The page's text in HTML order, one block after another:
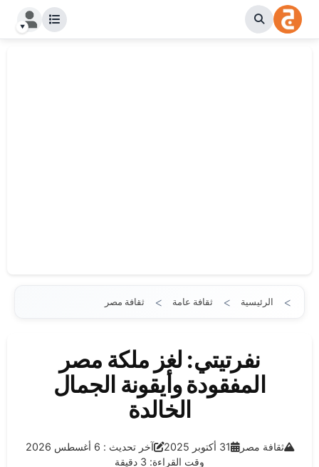
ثقافة مصر ثقافة عامة الرئيسية
نفرتيتي: لغز ملكة مصر
المفقودة وأيقونة الجمال
الخالدة
الفئة:ثقافة مصرتاريخ النشر:
31 أكتوبر 2025 آخر تحديث:
آخر تحديث : 6 أغسطس 2026
وقت القراءة: 3 دقيقة